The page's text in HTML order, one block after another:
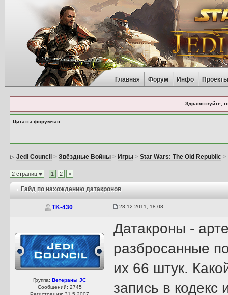
Главная Форум Инфо
Здравствуйте,
Цитаты форумчан
Jedi Council >Звёздные Войны > Игры >Star Wars: The Old Republic >
2 страниц 1 2 >
Гайд по нахождению датакронов
TK-430 28.12.2011, 18:08
Группа:Ветераны JC
Сообщений: 2745
Датакроны -
разбросанные
их 66 штук.
запись в кодекс